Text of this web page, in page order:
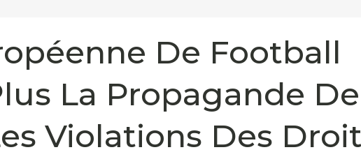
De Football
La Propagande De
Violations Des